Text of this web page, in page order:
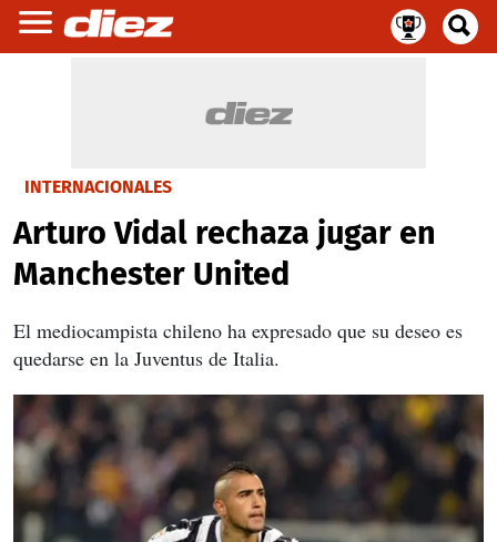
INTERNACIONALES
Arturo Vidal rechaza jugar en
Manchester United
El mediocampista chileno ha expresado que su deseo es
quedarse en la Juventus de Italia.